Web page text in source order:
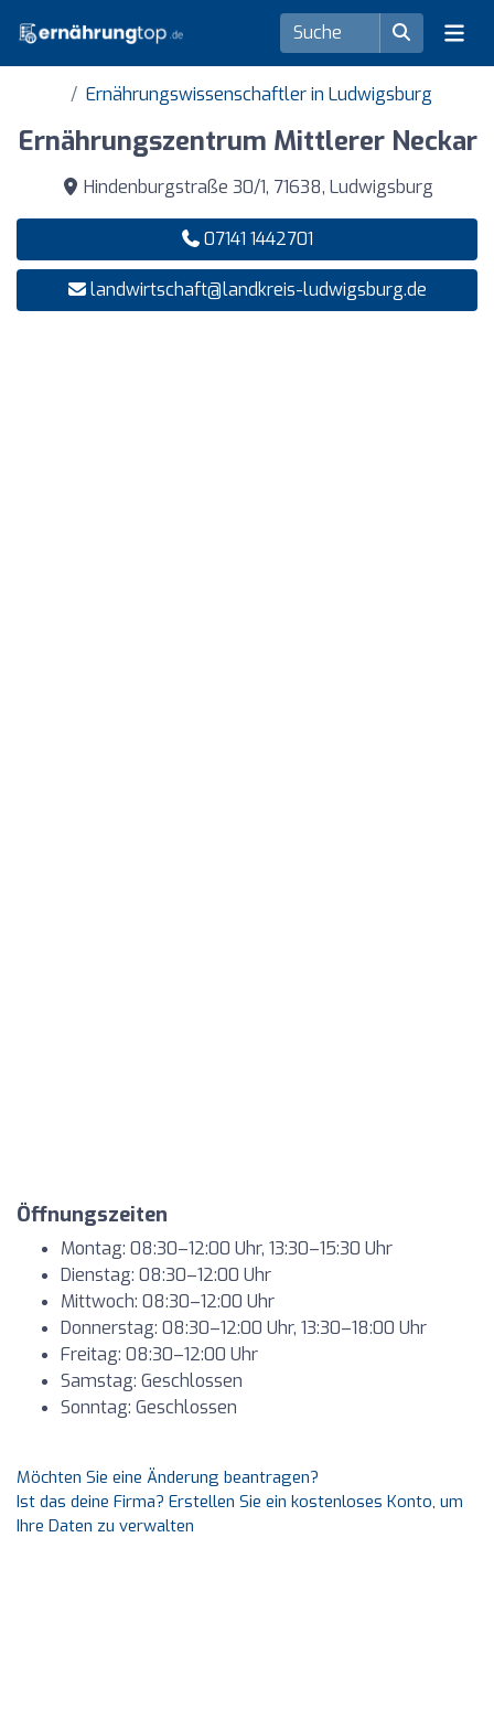
Ernährungswissenschaftler in Ludwigsburg
Ernährungszentrum Mittlerer Neckar
Hindenburgstraße 30/1, 71638, Ludwigsburg
07141 1442701
landwirtschaft@landkreis-ludwigsburg.de
Öffnungszeiten
Montag: 08:30–12:00 Uhr, 13:30–15:30 Uhr
Dienstag: 08:30–12:00 Uhr
Mittwoch: 08:30–12:00 Uhr
Donnerstag: 08:30–12:00 Uhr, 13:30–18:00 Uhr
Freitag: 08:30–12:00 Uhr
Samstag: Geschlossen
Sonntag: Geschlossen
Möchten Sie eine Änderung beantragen?
Ist das deine Firma? Erstellen Sie ein kostenloses Konto, um
Ihre Daten zu verwalten